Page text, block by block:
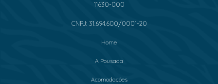
11630-000
CNPJ: 31.694.600/0001-20
Home
A Pousada
Acomodações